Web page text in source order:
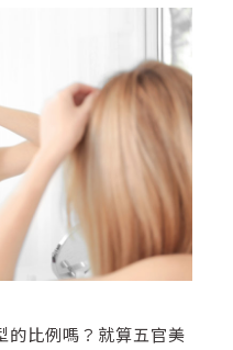
的比例嗎？就算五官美